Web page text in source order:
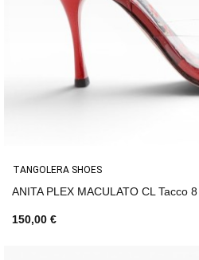
TANGOLERA SHOES
ANITA PLEX MACULATO CL Tacco
150,00 €